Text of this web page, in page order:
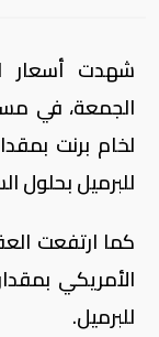
شهدت أسعار
الجمعة، في
للبرميل بحلول الساعة 01:55
كما ارتفعت
للبرميل.